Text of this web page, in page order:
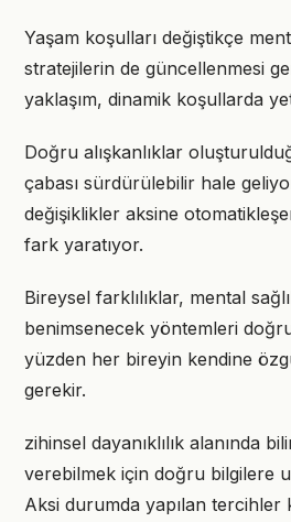
Yaşam koşulları değiştikçe
stratejilerin de güncellenmesi
yaklaşım, dinamik koşullarda
Doğru alışkanlıklar
çabası sürdürülebilir hale
değişiklikler aksine
fark yaratıyor.
Bireysel farklılıklar, mental
benimsenecek yöntemleri
yüzden her bireyin kendine
gerekir.
zihinsel dayanıklılık alanında
verebilmek için doğru bilgilere
Aksi durumda yapılan tercihler